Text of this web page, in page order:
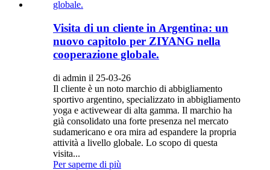
Visita di un cliente in Argentina: un
nuovo capitolo per ZIYANG nella
cooperazione globale.
di admin il 25-03-26
Il cliente è un noto marchio di abbigliamento
sportivo argentino, specializzato in abbigliamento
yoga e activewear di alta gamma. Il marchio ha
già consolidato una forte presenza nel mercato
sudamericano e ora mira ad espandere la propria
attività a livello globale. Lo scopo di questa
visita...
Per saperne di più